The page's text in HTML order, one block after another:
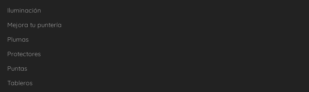
Iluminación
Mejora tu puntería
Plumas
Protectores
Puntas
Tableros